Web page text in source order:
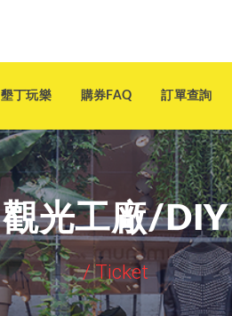
墾丁玩樂 購券FAQ 訂單查詢
觀光工廠/DIY
/Ticket